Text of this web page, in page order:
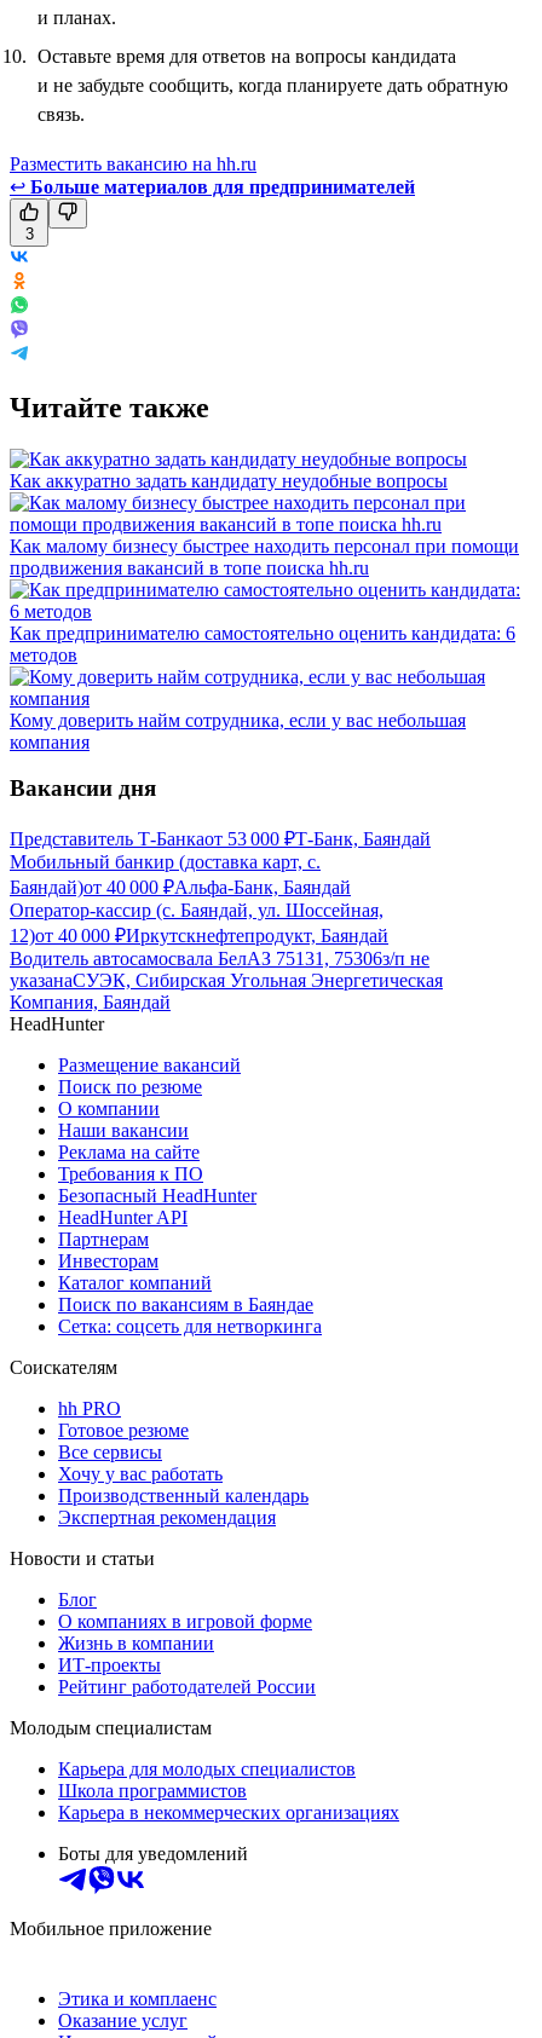
и планах.
Оставьте время для ответов на вопросы кандидата
и не забудьте сообщить, когда планируете дать обратную
связь.
Разместить вакансию на hh.ru
↩ Больше материалов для предпринимателей
3
Читайте также
Как аккуратно задать кандидату неудобные вопросы
Как малому бизнесу быстрее находить персонал при помощи
продвижения вакансий в топе поиска hh.ru
Как предпринимателю самостоятельно оценить кандидата: 6
методов
Кому доверить найм сотрудника, если у вас небольшая
компания
Вакансии дня
Представитель Т-Банкаот 53 000 ₽Т-Банк, Баяндай
Мобильный банкир (доставка карт, с.
Баяндай)от 40 000 ₽Альфа-Банк, Баяндай
Оператор-кассир (с. Баяндай, ул. Шоссейная,
12)от 40 000 ₽Иркутскнефтепродукт, Баяндай
Водитель автосамосвала БелАЗ 75131, 75306з/п не
указанаСУЭК, Сибирская Угольная Энергетическая
Компания, Баяндай
HeadHunter
Размещение вакансий
Поиск по резюме
О компании
Наши вакансии
Реклама на сайте
Требования к ПО
Безопасный HeadHunter
HeadHunter API
Партнерам
Инвесторам
Каталог компаний
Поиск по вакансиям в Баяндае
Сетка: соцсеть для нетворкинга
Соискателям
hh PRO
Готовое резюме
Все сервисы
Хочу у вас работать
Производственный календарь
Экспертная рекомендация
Новости и статьи
Блог
О компаниях в игровой форме
Жизнь в компании
ИТ-проекты
Рейтинг работодателей России
Молодым специалистам
Карьера для молодых специалистов
Школа программистов
Карьера в некоммерческих организациях
Боты для уведомлений
Мобильное приложение
Этика и комплаенс
Оказание услуг